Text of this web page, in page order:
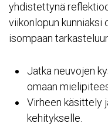
yhdistettynä
viikonlopun kunniaksi
isompaan
Jatka neuvojen
omaan
Virheen käsittely
kehitykselle.